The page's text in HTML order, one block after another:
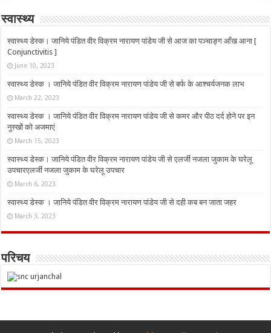
स्वास्थ्य
स्वास्थ्य डेस्क। जानिये पंडित वीर विक्रम नारायण पांडेय जी से आज का पञ्चाङ्ग आँख आना [
Conjunctivitis ]
June 10, 2023
स्वास्थ्य डेस्क । जानिये पंडित वीर विक्रम नारायण पांडेय जी से बर्फ के आश्चर्यजनक लाभ
March 22, 2023
स्वास्थ्य डेस्क । जानिये पंडित वीर विक्रम नारायण पांडेय जी से कमर और पीठ दर्द होने पर इन
नुस्‍खों को अजमाएं
March 15, 2023
स्वास्थ्य डेस्क। जानिये पंडित वीर विक्रम नारायण पांडेय जी से एलर्जी नजला जुकाम के घरेलू
उपचारएलर्जी नजला जुकाम के घरेलू उपचार
March 6, 2023
स्वास्थ्य डेस्क । जानिये पंडित वीर विक्रम नारायण पांडेय जी से दही कब बन जाता जहर
March 3, 2023
परिचय